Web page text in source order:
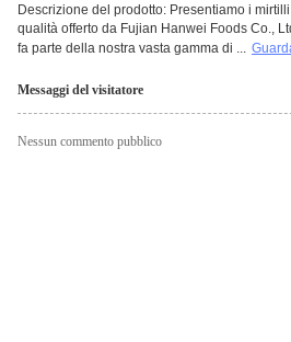
Descrizione del prodotto: Presentiamo i
qualità offerto da Fujian Hanwei Foods Co.,
fa parte della nostra vasta gamma di ...
Messaggi del visitatore
Nessun commento pubblico